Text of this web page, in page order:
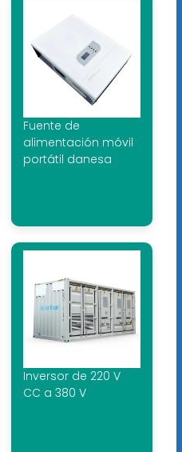
Fuente de
alimentación móvil
portátil danesa
Inversor de 220 V
CC a 380 V